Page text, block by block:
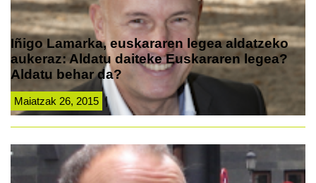
Iñigo Lamarka, euskararen legea aldatzeko
aukeraz: Aldatu daiteke Euskararen legea?
Aldatu behar da?
Maiatzak 26, 2015 |